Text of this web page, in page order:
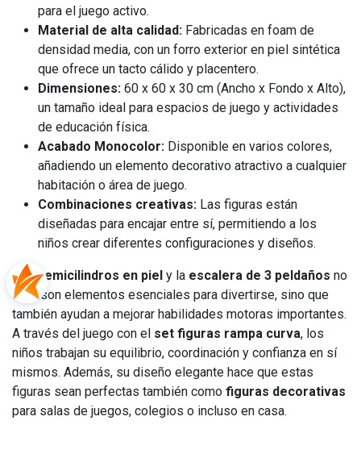
para el juego activo.
Material de alta calidad: Fabricadas en foam de
densidad media, con un forro exterior en piel sintética
que ofrece un tacto cálido y placentero.
Dimensiones: 60 x 60 x 30 cm (Ancho x Fondo x Alto),
un tamaño ideal para espacios de juego y actividades
de educación física.
Acabado Monocolor: Disponible en varios colores,
añadiendo un elemento decorativo atractivo a cualquier
habitación o área de juego.
Combinaciones creativas: Las figuras están
diseñadas para encajar entre sí, permitiendo a los
niños crear diferentes configuraciones y diseños.
Lossemicilindros en piel y la escalera de 3 peldaños no
solo son elementos esenciales para divertirse, sino que
también ayudan a mejorar habilidades motoras importantes.
A través del juego con el set figuras rampa curva, los
niños trabajan su equilibrio, coordinación y confianza en sí
mismos. Además, su diseño elegante hace que estas
figuras sean perfectas también como figuras decorativas
para salas de juegos, colegios o incluso en casa.